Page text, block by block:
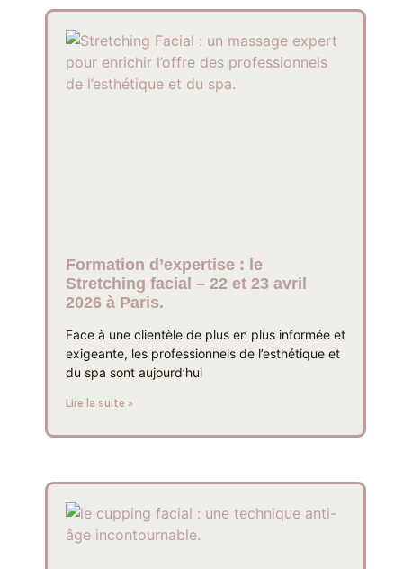
Formation d’expertise : le
Stretching facial – 22 et 23 avril
2026 à Paris.
Face à une clientèle de plus en plus informée et
exigeante, les professionnels de l’esthétique et
du spa sont aujourd’hui
Lire la suite »